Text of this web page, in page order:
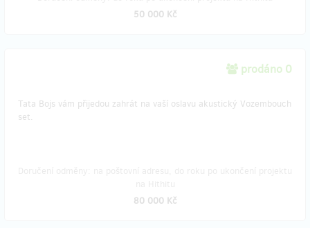
50 000 Kč
prodáno 0
Tata Bojs vám přijedou zahrát na vaší oslavu akustický Vozembouch
set.
80 000 Kč